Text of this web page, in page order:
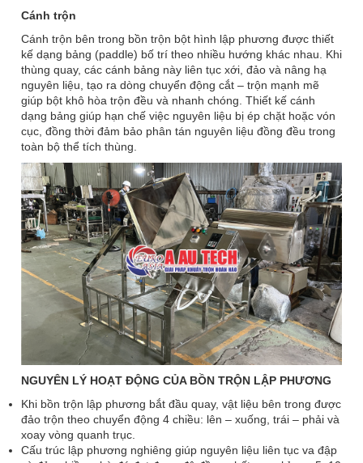
Cánh trộn
Cánh trộn bên trong bồn trộn bột hình lập phương được thiết
kế dạng bảng (paddle) bố trí theo nhiều hướng khác nhau. Khi
thùng quay, các cánh bảng này liên tục xới, đảo và nâng hạ
nguyên liệu, tạo ra dòng chuyển động cắt – trộn mạnh mẽ
giúp bột khô hòa trộn đều và nhanh chóng. Thiết kế cánh
dạng bảng giúp hạn chế việc nguyên liệu bị ép chặt hoặc vón
cục, đồng thời đảm bảo phân tán nguyên liệu đồng đều trong
toàn bộ thể tích thùng.
NGUYÊN LÝ HOẠT ĐỘNG CỦA BỒN TRỘN LẬP PHƯƠNG
Khi bồn trộn lập phương bắt đầu quay, vật liệu bên trong được
đảo trộn theo chuyển động 4 chiều: lên – xuống, trái – phải và
xoay vòng quanh trục.
Cấu trúc lập phương nghiêng giúp nguyên liệu liên tục va đập